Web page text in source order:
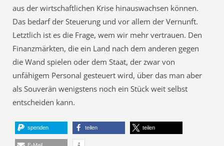
aus der wirtschaftlichen Krise hinauswachsen können.
Das bedarf der Steuerung und vor allem der Vernunft.
Letztlich ist es die Frage, wem wir mehr vertrauen. Den
Finanzmärkten, die ein Land nach dem anderen gegen
die Wand spielen oder dem Staat, der zwar von
unfähigem Personal gesteuert wird, über das man aber
als Souverän wenigstens noch ein Stück weit selbst
entscheiden kann.
spenden teilen teilen